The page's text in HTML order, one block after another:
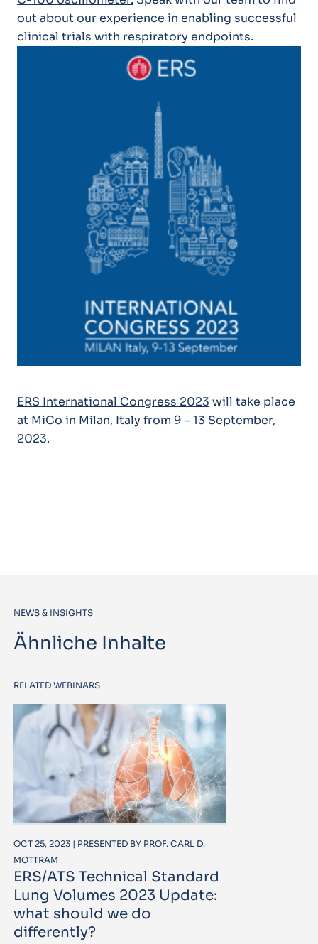
out about our experience in enabling successful
clinical trials with respiratory endpoints.
ERS International Congress 2023 will take place
at MiCo in Milan, Italy from 9 – 13 September,
2023.
NEWS & INSIGHTS
Ähnliche Inhalte
RELATED WEBINARS
OCT 25, 2023 | PRESENTED BY PROF. CARL D.
MOTTRAM
ERS/ATS Technical Standard
Lung Volumes 2023 Update:
what should we do
differently?